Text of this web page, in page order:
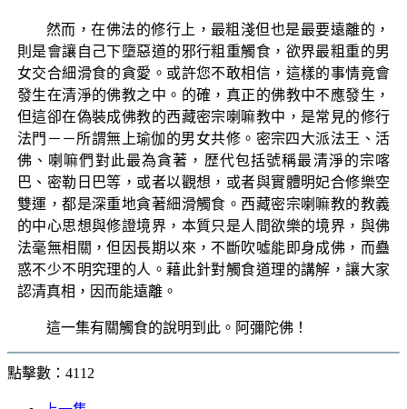
然而，在佛法的修行上，最粗淺但也是最要遠離的，
則是會讓自己下墮惡道的邪行粗重觸食，欲界最粗重的男
女交合細滑食的貪愛。或許您不敢相信，這樣的事情竟會
發生在清淨的佛教之中。的確，真正的佛教中不應發生，
但這卻在偽裝成佛教的西藏密宗喇嘛教中，是常見的修行
法門－－所謂無上瑜伽的男女共修。密宗四大派法王、活
佛、喇嘛們對此最為貪著，歴代包括號稱最清淨的宗喀
巴、密勒日巴等，或者以觀想，或者與實體明妃合修樂空
雙運，都是深重地貪著細滑觸食。西藏密宗喇嘛教的教義
的中心思想與修證境界，本質只是人間欲樂的境界，與佛
法毫無相關，但因長期以來，不斷吹噓能即身成佛，而蠱
惑不少不明究理的人。藉此針對觸食道理的講解，讓大家
認清真相，因而能遠離。
這一集有關觸食的說明到此。阿彌陀佛！
點擊數：4112